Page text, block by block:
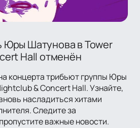
Юры Шатунова в Tower
Hall отменён
концерта трибьют группы Юры
& Concert Hall. Узнайте,
насладиться хитами
Следите за
важные новости.